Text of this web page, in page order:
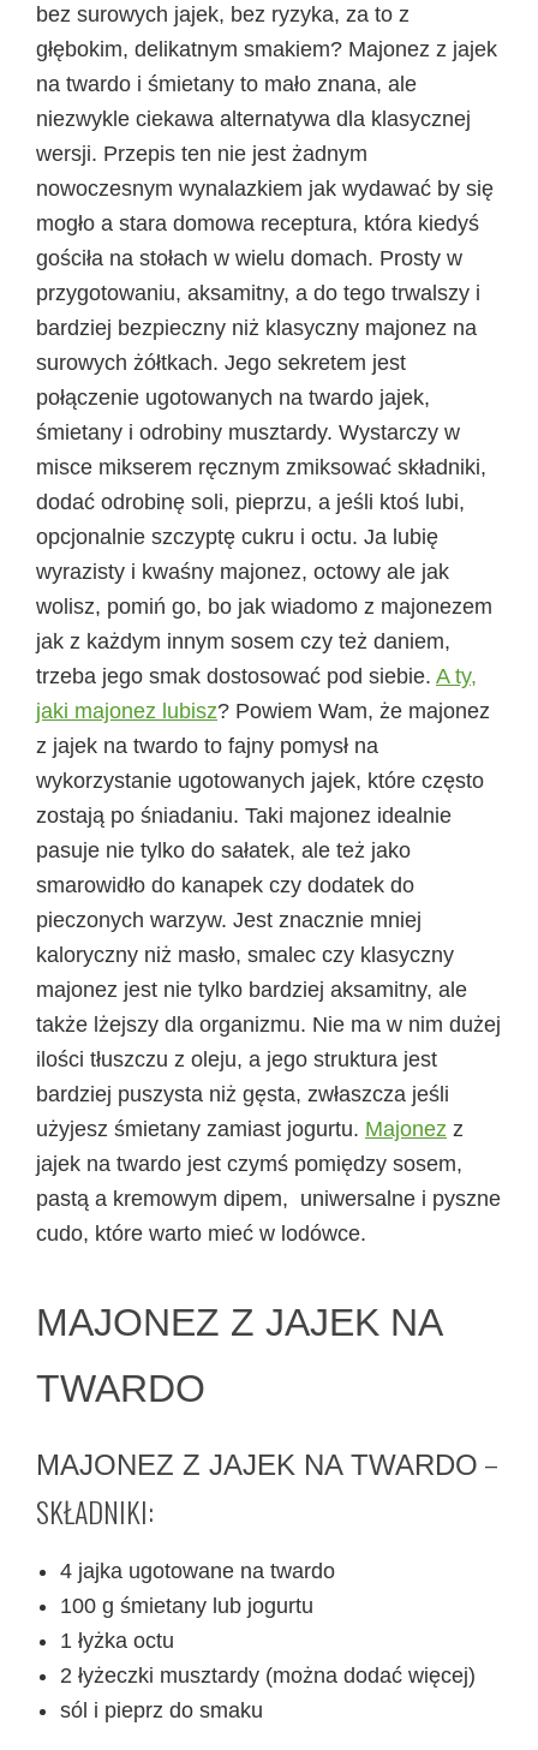
bez surowych jajek, bez ryzyka, za to z
głębokim, delikatnym smakiem? Majonez z jajek
na twardo i śmietany to mało znana, ale
niezwykle ciekawa alternatywa dla klasycznej
wersji. Przepis ten nie jest żadnym
nowoczesnym wynalazkiem jak wydawać by się
mogło a stara domowa receptura, która kiedyś
gościła na stołach w wielu domach. Prosty w
przygotowaniu, aksamitny, a do tego trwalszy i
bardziej bezpieczny niż klasyczny majonez na
surowych żółtkach. Jego sekretem jest
połączenie ugotowanych na twardo jajek,
śmietany i odrobiny musztardy. Wystarczy w
misce mikserem ręcznym zmiksować składniki,
dodać odrobinę soli, pieprzu, a jeśli ktoś lubi,
opcjonalnie szczyptę cukru i octu. Ja lubię
wyrazisty i kwaśny majonez, octowy ale jak
wolisz, pomiń go, bo jak wiadomo z majonezem
jak z każdym innym sosem czy też daniem,
trzeba jego smak dostosować pod siebie. A ty,
jaki majonez lubisz? Powiem Wam, że majonez
z jajek na twardo to fajny pomysł na
wykorzystanie ugotowanych jajek, które często
zostają po śniadaniu. Taki majonez idealnie
pasuje nie tylko do sałatek, ale też jako
smarowidło do kanapek czy dodatek do
pieczonych warzyw. Jest znacznie mniej
kaloryczny niż masło, smalec czy klasyczny
majonez jest nie tylko bardziej aksamitny, ale
także lżejszy dla organizmu. Nie ma w nim dużej
ilości tłuszczu z oleju, a jego struktura jest
bardziej puszysta niż gęsta, zwłaszcza jeśli
użyjesz śmietany zamiast jogurtu. Majonez z
jajek na twardo jest czymś pomiędzy sosem,
pastą a kremowym dipem, uniwersalne i pyszne
cudo, które warto mieć w lodówce.
MAJONEZ Z JAJEK NA
TWARDO
MAJONEZ Z JAJEK NA TWARDO –
SKŁADNIKI:
4 jajka ugotowane na twardo
100 g śmietany lub jogurtu
1 łyżka octu
2 łyżeczki musztardy (można dodać więcej)
sól i pieprz do smaku